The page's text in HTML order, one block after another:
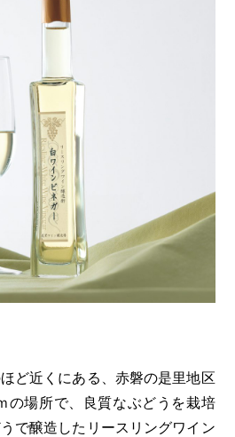
おのえきTIMES
雑貨シリーズ
蒜山ショコラ
ョコラクッキーズ
のおいしいシリーズ
フレ ふわり～ぬ
の果実 チューハイ
キーワードから探す
第13回
第11回
物 第9回
第7回 美作市/西粟倉村/奈義町/勝央町
市 第5回 津山市/鏡野町/吉備中央町/久米南町/美咲町
第3回 尾道市/福山市/笠岡市/府中市
ふるさとあっ晴れ認定とは デジタルカタログ
美SAKU楽
Malle de Bois
地酒列車
ーライフ列車
活動内容
ど近くにある、赤磐の是里地区
の場所で、良質なぶどうを栽培
で醸造したリースリングワイン